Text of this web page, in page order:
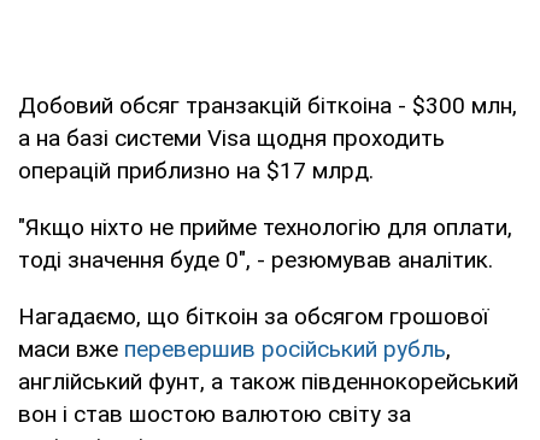
Добовий обсяг транзакцій біткоіна - $300 млн,
а на базі системи Visa щодня проходить
операцій приблизно на $17 млрд.
"Якщо ніхто не прийме технологію для оплати,
тоді значення буде 0", - резюмував аналітик.
Нагадаємо, що біткоін за обсягом грошової
маси вже перевершив російський рубль,
англійський фунт, а також південнокорейський
вон і став шостою валютою світу за